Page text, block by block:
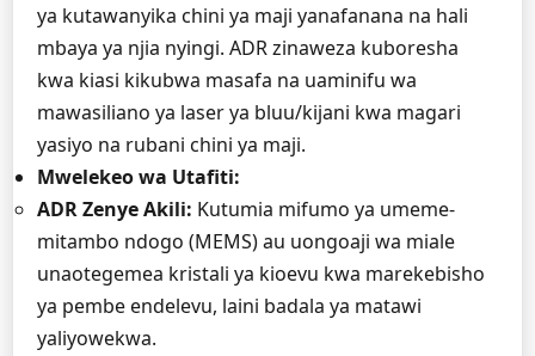
ya kutawanyika chini ya maji yanafanana na hali
mbaya ya njia nyingi. ADR zinaweza kuboresha
kwa kiasi kikubwa masafa na uaminifu wa
mawasiliano ya laser ya bluu/kijani kwa magari
yasiyo na rubani chini ya maji.
Mwelekeo wa Utafiti:
ADR Zenye Akili: Kutumia mifumo ya umeme-
mitambo ndogo (MEMS) au uongoaji wa miale
unaotegemea kristali ya kioevu kwa marekebisho
ya pembe endelevu, laini badala ya matawi
yaliyowekwa.